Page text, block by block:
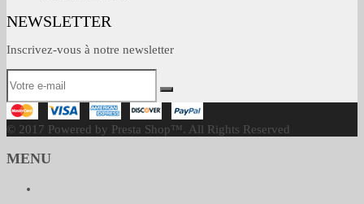
NEWSLETTER
Inscrivez-vous à notre newsletter
© 2017 Powered by Presta Shop™. All Rights Reserved
MENU